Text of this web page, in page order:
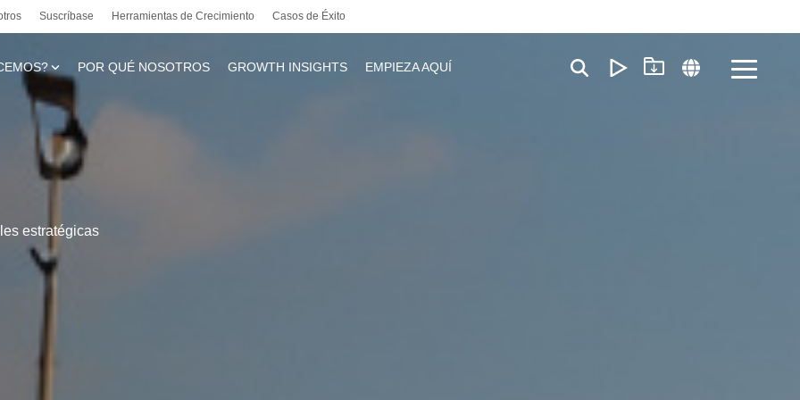
Suscríbase Herramientas de Crecimiento Casos de Éxito
POR QUÉ NOSOTROS GROWTH INSIGHTS EMPIEZA AQUÍ
Toggle
estratégicas